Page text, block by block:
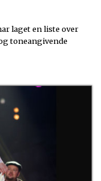
laget en liste over
toneangivende